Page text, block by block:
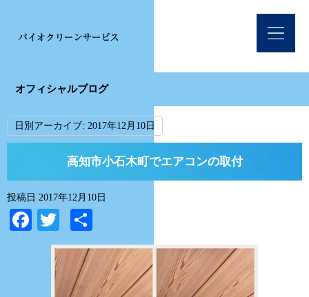
オフィシャルブログ
日別アーカイブ: 2017年12月10日
高知市小石木町でエアコンの取付
投稿日 2017年12月10日
Facebook
Twitter
有